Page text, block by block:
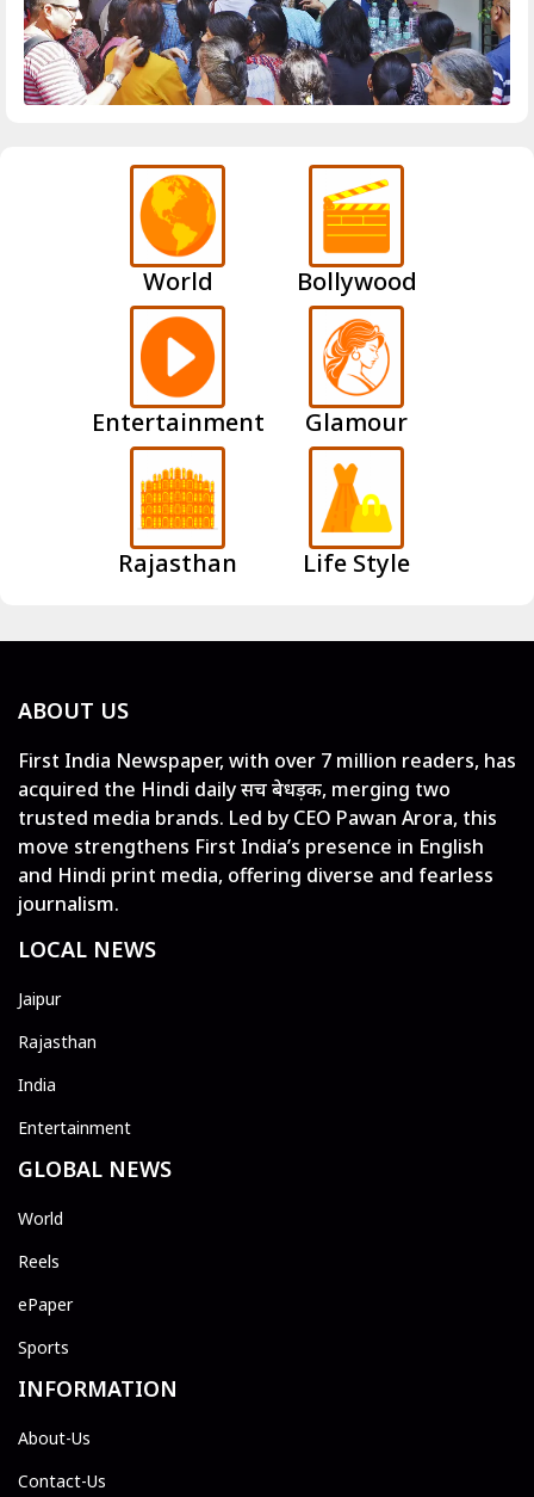
World Bollywood
Entertainment Glamour
Rajasthan Life Style
ABOUT US
First India Newspaper, with over 7 million readers, has
acquired the Hindi daily सच बेधड़क, merging two
trusted media brands. Led by CEO Pawan Arora, this
move strengthens First India’s presence in English
and Hindi print media, offering diverse and fearless
journalism.
LOCAL NEWS
Jaipur
Rajasthan
India
Entertainment
GLOBAL NEWS
World
Reels
ePaper
Sports
INFORMATION
About-Us
Contact-Us